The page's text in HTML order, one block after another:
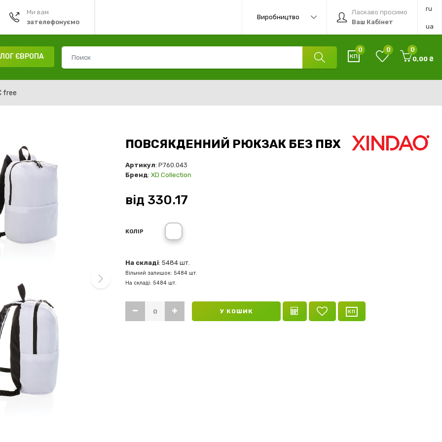
Ми вам
зателефонуємо
ru
ua
Ласкаво просимо
Ваш Кабінет
Виробництво
ЄВРОПА
0 0
0
0,00 ₴
free
ПОВСЯКДЕННИЙ РЮКЗАК БЕЗ ПВХ
Артикул: P760.043
Бренд: XD Collection
від 330.17
КОЛІР
white
На складі: 5484 шт.
Вільний залишок: 5484 шт.
На складі: 5484 шт.
У КОШИК